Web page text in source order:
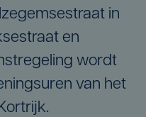
in
en
wordt
van het